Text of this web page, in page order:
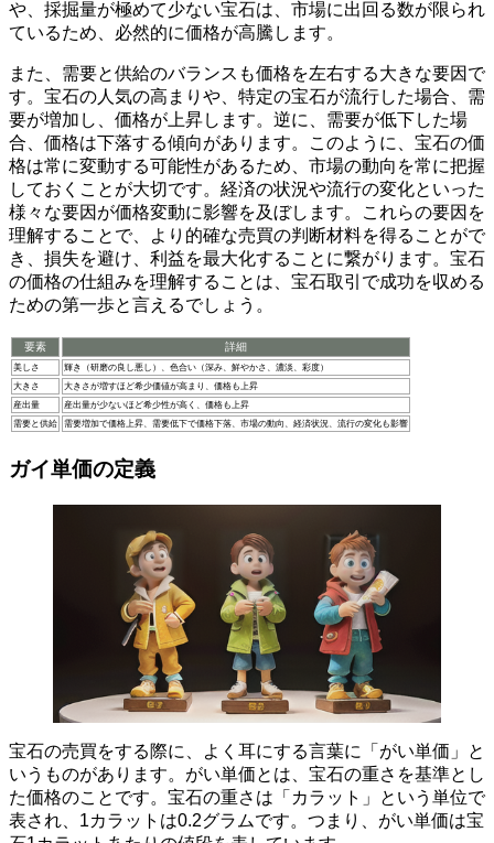
や、採掘量が極めて少ない宝石は、市場に出回る数が限られ
ているため、必然的に価格が高騰します。
また、 需要と供給のバランス も価格を左右する大きな要因で
す。宝石の人気の高まりや、特定の宝石が流行した場合、需
要が増加し、価格が上昇します。逆に、需要が低下した場
合、価格は下落する傾向があります。このように、宝石の価
格は常に変動する可能性があるため、市場の動向を常に把握
しておくことが大切です。 経済の状況や流行の変化といった
様々な要因が価格変動に影響を及ぼします。これらの要因を
理解することで、より的確な売買の判断材料を得ることがで
き、損失を避け、利益を最大化することに繋がります。宝石
の価格の仕組みを理解することは、宝石取引で成功を収める
ための第一歩と言えるでしょう。
要素 詳細
美しさ
輝き（研磨の良し悪し）、色合い（深み、鮮やかさ、濃淡、彩度）
大きさ
大きさが増すほど希少価値が高まり、価格も上昇
産出量
産出量が少ないほど希少性が高く、価格も上昇
需要と供給
需要増加で価格上昇、需要低下で価格下落、市場の動向、経済状況、流行の変化も影響
ガイ単価の定義
宝石の売買をする際に、よく耳にする言葉に「がい単価」と
いうものがあります。 がい単価とは、宝石の重さを基準とし
た価格のこと です。宝石の重さは「カラット」という単位で
表され、1カラットは0.2グラムです。つまり、がい単価は宝